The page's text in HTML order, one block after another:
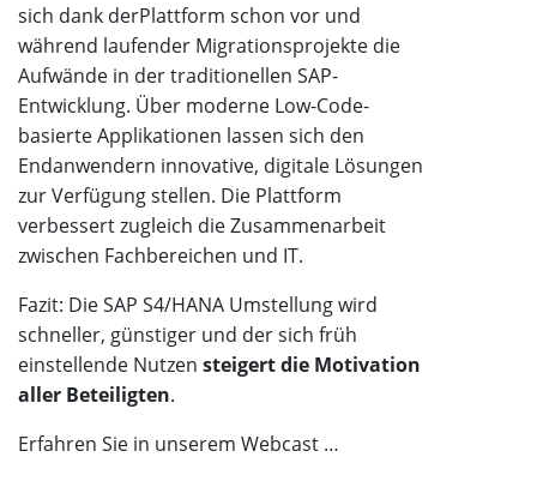
sich dank derPlattform schon vor und
während laufender Migrationsprojekte die
Aufwände in der traditionellen SAP-
Entwicklung. Über moderne Low-Code-
basierte Applikationen lassen sich den
Endanwendern innovative, digitale Lösungen
zur Verfügung stellen. Die Plattform
verbessert zugleich die Zusammenarbeit
zwischen Fachbereichen und IT.
Fazit: Die SAP S4/HANA Umstellung wird
schneller, günstiger und der sich früh
einstellende Nutzen steigert die Motivation
aller Beteiligten.
Erfahren Sie in unserem Webcast …